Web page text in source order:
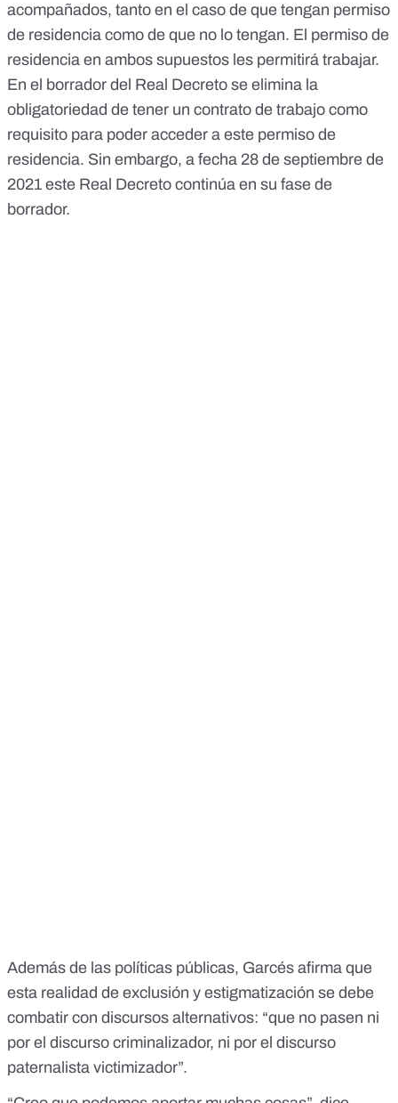
acompañados, tanto en el caso de que tengan permiso
de residencia como de que no lo tengan. El permiso de
residencia en ambos supuestos les permitirá trabajar.
En el borrador del Real Decreto se elimina la
obligatoriedad de tener un contrato de trabajo como
requisito para poder acceder a este permiso de
residencia. Sin embargo, a fecha 28 de septiembre de
2021 este Real Decreto continúa en su fase de
borrador.
Además de las políticas públicas, Garcés afirma que
esta realidad de exclusión y estigmatización se debe
combatir con discursos alternativos: “que no pasen ni
por el discurso criminalizador, ni por el discurso
paternalista victimizador”.